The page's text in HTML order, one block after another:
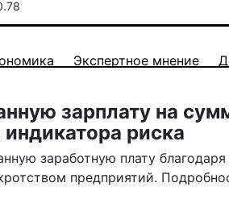
Экспертное мнение
зарплату на
риска
заработную плату благодаря
предприятий.